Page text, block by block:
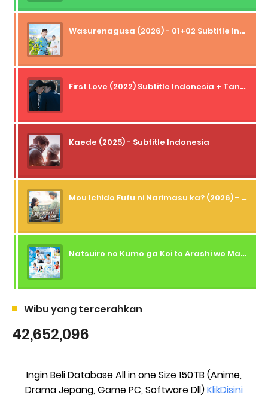
Wasurenagusa (2026) - 01+02 Subtitle Indonesia
First Love (2022) Subtitle Indonesia + Tanpa Iklan + Streaming + 1080p
Kaede (2025) - Subtitle Indonesia
Mou Ichido Fufu ni Narimasu ka? (2026) - 01 Subtitle Indonesia
Natsuiro no Kumo ga Koi to Arashi wo Makiokosu (2026) - 01 Subtitle Indonesia
Wibu yang tercerahkan
42,652,096
Ingin Beli Database All in one Size 150TB (Anime,
Drama Jepang, Game PC, Software Dll)KlikDisini